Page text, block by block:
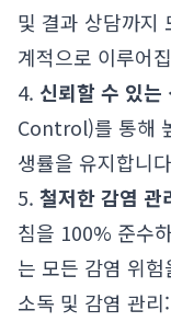
및 결과 상담까지
계적으로 이루어
4. 신뢰할 수 있는
Control)를 통해
생률을 유지합니
5. 철저한 감염 관
침을 100% 준수
는 모든 감염 위
소독 및 감염 관